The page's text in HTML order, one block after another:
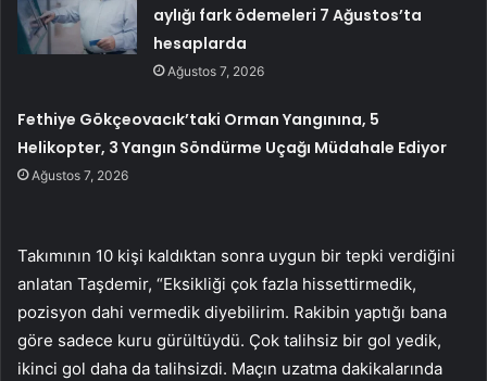
aylığı fark ödemeleri 7 Ağustos’ta
hesaplarda
Ağustos 7, 2026
Fethiye Gökçeovacık’taki Orman Yangınına, 5
Helikopter, 3 Yangın Söndürme Uçağı Müdahale Ediyor
Ağustos 7, 2026
Takımının 10 kişi kaldıktan sonra uygun bir tepki verdiğini
anlatan Taşdemir, “Eksikliği çok fazla hissettirmedik,
pozisyon dahi vermedik diyebilirim. Rakibin yaptığı bana
göre sadece kuru gürültüydü. Çok talihsiz bir gol yedik,
ikinci gol daha da talihsizdi. Maçın uzatma dakikalarında